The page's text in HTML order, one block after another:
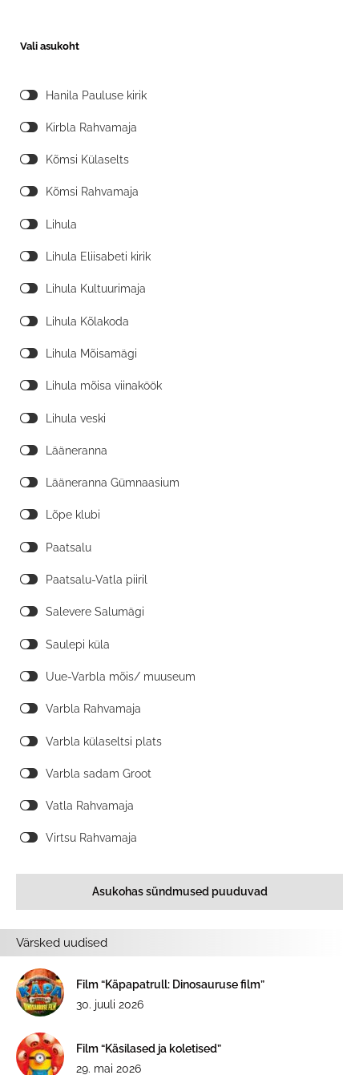
Vali asukoht
Hanila Pauluse kirik
Kirbla Rahvamaja
Kõmsi Külaselts
Kõmsi Rahvamaja
Lihula
Lihula Eliisabeti kirik
Lihula Kultuurimaja
Lihula Kõlakoda
Lihula Mõisamägi
Lihula mõisa viinaköök
Lihula veski
Lääneranna
Lääneranna Gümnaasium
Lõpe klubi
Paatsalu
Paatsalu-Vatla piiril
Salevere Salumägi
Saulepi küla
Uue-Varbla mõis/ muuseum
Varbla Rahvamaja
Varbla külaseltsi plats
Varbla sadam Groot
Vatla Rahvamaja
Virtsu Rahvamaja
Asukohas sündmused puuduvad
Värsked uudised
Film “Käpapatrull: Dinosauruse film”
30. juuli 2026
Film “Käsilased ja koletised”
29. mai 2026